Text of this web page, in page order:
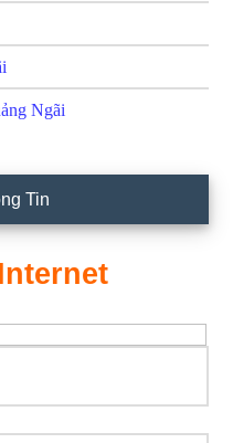
Ngãi
Tin